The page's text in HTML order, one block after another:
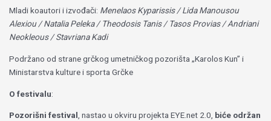
Mladi koautori i izvođači: Menelaos Kyparissis / Lida Manousou
Alexiou / Natalia Peleka / Theodosis Tanis / Tasos Provias / Andriani
Neokleous / Stavriana Kadi
Podržano od strane grčkog umetničkog pozorišta „Karolos Kun” i
Ministarstva kulture i sporta Grčke
O festivalu:
Pozorišni festival, nastao u okviru projekta EYE.net 2.0, biće održan